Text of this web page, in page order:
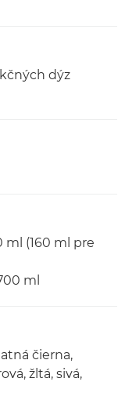
dýz
ml (160 ml pre
ml
čierna,
žltá, sivá,